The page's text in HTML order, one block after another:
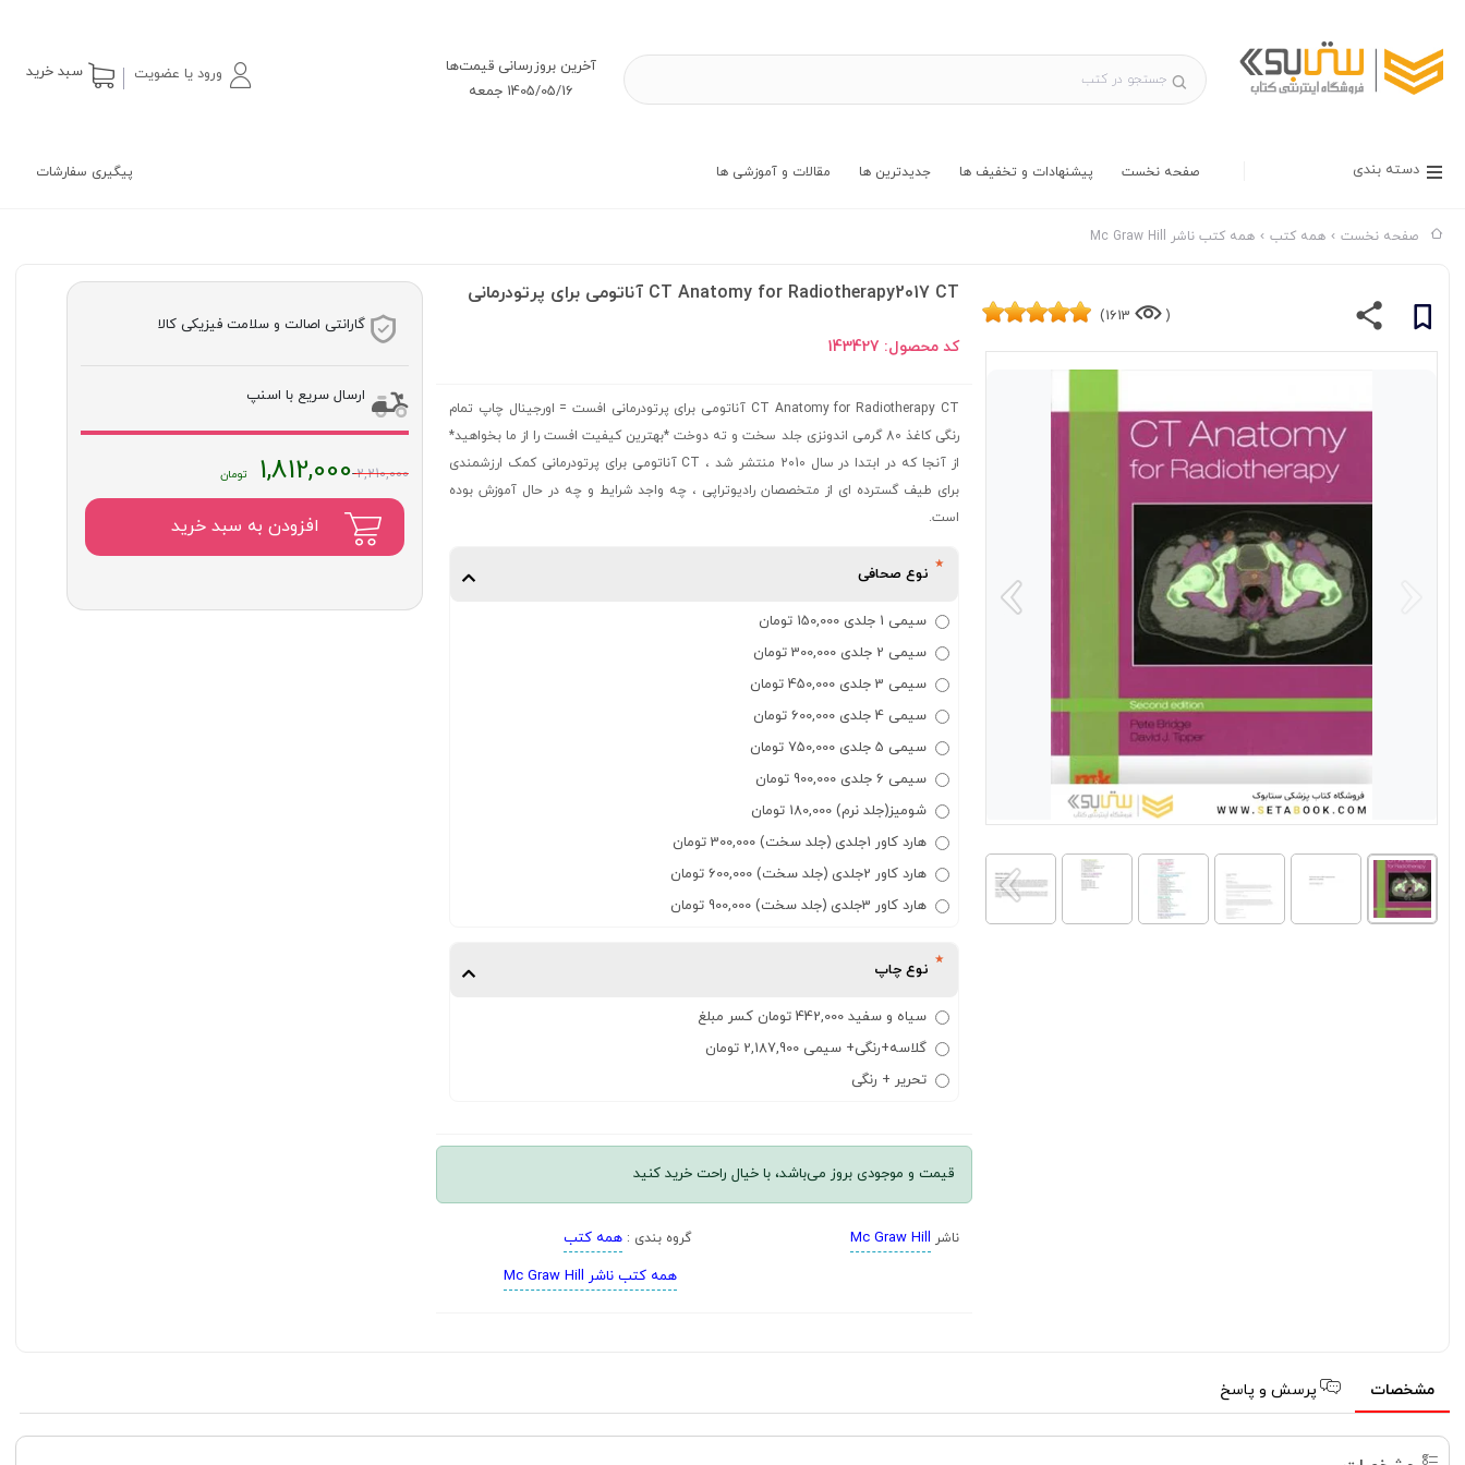
آخرین بروز‌رسانی قیمت‌ها
1405/05/16 جمعه
ورود یا عضویت سبد خرید
دسته بندی صفحه نخست پیگیری سفارشات پیشنهادات و تخفیف ها جدیدترین ها مقالات و آموزشی ها
صفحه نخست همه کتب همه کتب ناشر Mc Graw Hill
(
1613)
CT Anatomy for Radiotherapy2017 CT آناتومی برای پرتودرمانی
کد محصول: 143427
CT Anatomy for Radiotherapy CT آناتومی برای پرتودرمانی افست = اورجینال چاپ تمام
رنگی کاغذ 80 گرمی اندونزی جلد سخت و ته دوخت *بهترین کیفیت افست را از ما بخواهید*
از آنجا که در ابتدا در سال 2010 منتشر شد ، CT آناتومی برای پرتودرمانی کمک ارزشمندی
برای طیف گسترده ای از متخصصان رادیوتراپی ، چه واجد شرایط و چه در حال آموزش بوده
است.
نوع صحافی
سیمی 1 جلدی 150,000 تومان
سیمی 2 جلدی 300,000 تومان
سیمی 3 جلدی 450,000 تومان
سیمی 4 جلدی 600,000 تومان
سیمی 5 جلدی 750,000 تومان
سیمی 6 جلدی 900,000 تومان
شومیز(جلد نرم) 180,000 تومان
هارد کاور 1جلدی (جلد سخت) 300,000 تومان
هارد کاور 2جلدی (جلد سخت) 600,000 تومان
هارد کاور 3جلدی (جلد سخت) 900,000 تومان
نوع چاپ
سیاه و سفید 442,000 تومان کسر مبلغ
گلاسه+رنگی+ سیمی 2,187,900 تومان
تحریر + رنگی
قیمت و موجودی بروز می‌باشد، با خیال راحت خرید کنید
ناشر Mc Graw Hill گروه بندی :همه کتب
همه کتب ناشر Mc Graw Hill
گارانتی اصالت و سلامت فیزیکی کالا
ارسال سریع با اسنپ
2,210,000 قیمت
۲,۲۱۰,۰۰۰
1,812,000
افزودن به سبد خرید
مشخصات پرسش و پاسخ